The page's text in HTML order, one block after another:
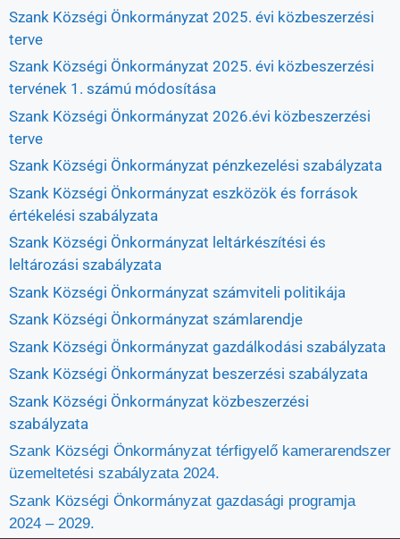
Szank Községi Önkormányzat 2025. évi közbeszerzési
terve
Szank Községi Önkormányzat 2025. évi közbeszerzési
tervének 1. számú módosítása
Szank Községi Önkormányzat 2026.évi közbeszerzési
terve
Szank Községi Önkormányzat pénzkezelési szabályzata
Szank Községi Önkormányzat eszközök és források
értékelési szabályzata
Szank Községi Önkormányzat leltárkészítési és
leltározási szabályzata
Szank Községi Önkormányzat számviteli politikája
Szank Községi Önkormányzat számlarendje
Szank Községi Önkormányzat gazdálkodási szabályzata
Szank Községi Önkormányzat beszerzési szabályzata
Szank Községi Önkormányzat közbeszerzési
szabályzata
Szank Községi Önkormányzat térfigyelő kamerarendszer
üzemeltetési szabályzata 2024.
Szank Községi Önkormányzat gazdasági programja
2024 – 2029.